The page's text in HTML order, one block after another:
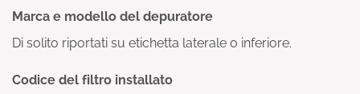
Marca e modello del depuratore
Di solito riportati su etichetta laterale o inferiore.
Codice del filtro installato